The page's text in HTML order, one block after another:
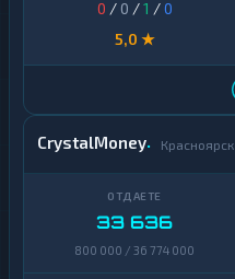
0 / 0 /1 /0
5,0 ★
CrystalMoney Красноярск
33 636
800 000 / 36 774 000